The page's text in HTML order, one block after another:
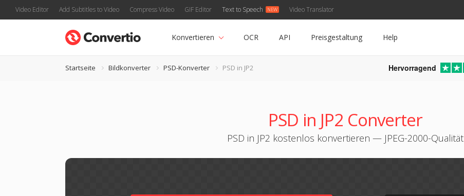
Video Editor Add Subtitles to Video Compress Video GIF Editor Text to Speech Video Translator
Konvertieren OCR API Preisgestaltung Help
Startseite Bildkonverter PSD-Konverter PSD in JP2 Hervorragend
PSD in JP2 Converter
PSD in JP2 kostenlos konvertieren — JPEG-2000-Qualität